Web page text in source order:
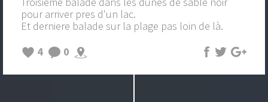
pour arriver pres d'un lac.
Et derniere balade sur la plage pas loin de là.
4
0